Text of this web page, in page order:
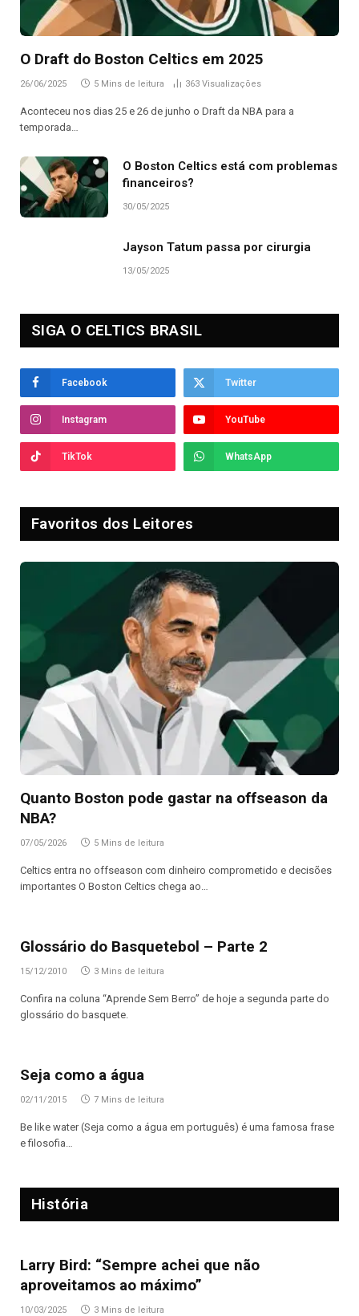
O Draft do Boston Celtics em 2025
26/06/2025 5 Mins de leitura 363 Visualizações
Aconteceu nos dias 25 e 26 de junho o Draft da NBA para a
temporada…
O Boston Celtics está com problemas
financeiros?
30/05/2025
Jayson Tatum passa por cirurgia
13/05/2025
SIGA O CELTICS BRASIL
Facebook Twitter
Instagram YouTube
TikTok WhatsApp
Favoritos dos Leitores
Quanto Boston pode gastar na offseason da
NBA?
07/05/2026 5 Mins de leitura
Celtics entra no offseason com dinheiro comprometido e decisões
importantes O Boston Celtics chega ao…
Glossário do Basquetebol – Parte 2
15/12/2010 3 Mins de leitura
Confira na coluna “Aprende Sem Berro” de hoje a segunda parte do
glossário do basquete.
Seja como a água
02/11/2015 7 Mins de leitura
Be like water (Seja como a água em português) é uma famosa frase
e filosofia…
História
Larry Bird: “Sempre achei que não
aproveitamos ao máximo”
10/03/2025 3 Mins de leitura